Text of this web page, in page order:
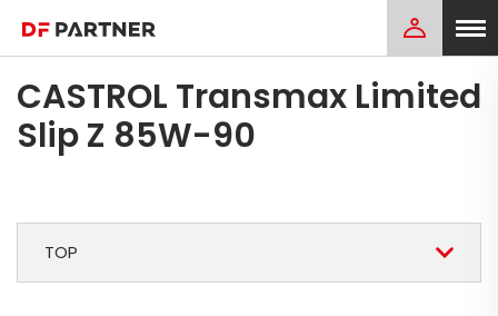
CASTROL Transmax Limited
Slip Z 85W-90
TOP